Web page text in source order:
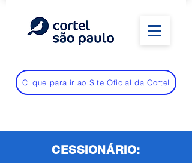
Clique para ir ao Site Oficial da Cortel
CESSIONÁRIO: